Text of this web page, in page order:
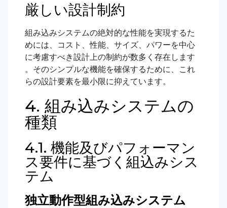
厳しい設計制約
組み込みシステムの絶対的な性能を実現するた
めには、コスト、性能、サイズ、パワーを中心
に考慮すべき設計上の制約が数多く存在します
。そのシンプルな機能を確保するために、これ
らの設計要素を最小限に抑えています。
4. 組み込みシステムの
種類
4.1. 機能及びパフォーマン
ス要件に基づく組込みシス
テム
独立動作型組み込みシステム